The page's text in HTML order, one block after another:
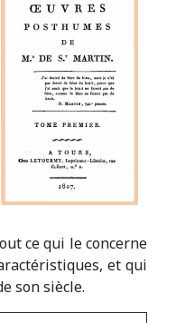
ce qui le concerne
et qui
son siècle.